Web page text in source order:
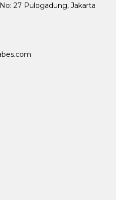
27 Pulogadung, Jakarta